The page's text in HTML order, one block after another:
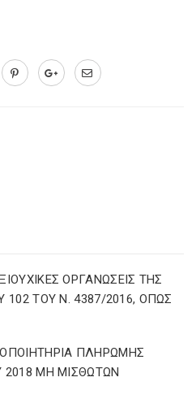
ΟΡΓΑΝΩΣΕΙΣ ΤΗΣ
102 ΤΟΥ Ν. 4387/2016, ΟΠΩΣ
ΠΛΗΡΩΜΗΣ
2018 ΜΗ ΜΙΣΘΩΤΩΝ